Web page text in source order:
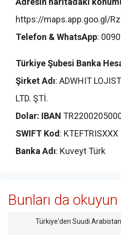
https://maps.app.goo.gl/
Telefon & WhatsApp:
Türkiye Şubesi Banka
Şirket Adı: ADWHIT
LTD. ŞTİ.
Dolar: IBAN
SWIFT Kod : KTEFTRISXXX
Banka Adı: Kuveyt Türk
Bunları da okuyun
Türkiye'den Suudi